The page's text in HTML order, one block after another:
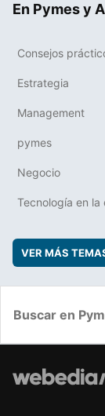
En Pymes y
Consejos
Estrategia
Management
pymes
Negocio
Tecnología en la
VER MÁS